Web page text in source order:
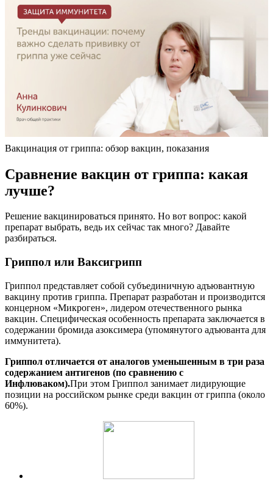
Вакцинация от гриппа: обзор вакцин, показания
Сравнение вакцин от гриппа: какая
лучше?
Решение вакцинироваться принято. Но вот вопрос: какой
препарат выбрать, ведь их сейчас так много? Давайте
разбираться.
Гриппол или Ваксигрипп
Гриппол представляет собой субъединичную адъювантную
вакцину против гриппа. Препарат разработан и производится
концерном «Микроген», лидером отечественного рынка
вакцин. Специфическая особенность препарата заключается в
содержании бромида азоксимера (упомянутого адъюванта для
иммунитета).
Гриппол отличается от аналогов уменьшенным в три раза
содержанием антигенов (по сравнению с
Инфлюваком).При этом Гриппол занимает лидирующие
позиции на российском рынке среди вакцин от гриппа (около
60%).